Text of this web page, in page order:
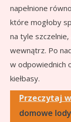
napełnione
które mogłoby
na tyle
wewnątrz. Po
w odpowiednich
kiełbasy.
Przeczytaj
domowe